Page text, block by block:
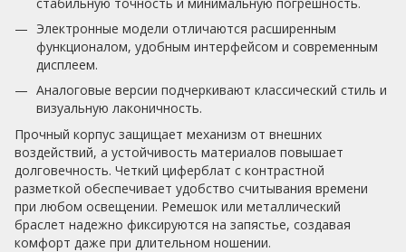
Электронные модели отличаются расширенным
функционалом, удобным интерфейсом и современным
дисплеем.
Аналоговые версии подчеркивают классический стиль и
визуальную лаконичность.
Прочный корпус защищает механизм от внешних
воздействий, а устойчивость материалов повышает
долговечность. Четкий циферблат с контрастной
разметкой обеспечивает удобство считывания времени
при любом освещении. Ремешок или металлический
браслет надежно фиксируются на запястье, создавая
комфорт даже при длительном ношении.